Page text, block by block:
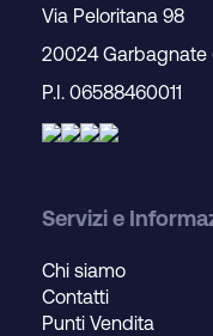
Via Peloritana 98
20024 Garbagnate
P.I. 06588460011
Servizi e
Chi siamo
Contatti
Punti Vendita